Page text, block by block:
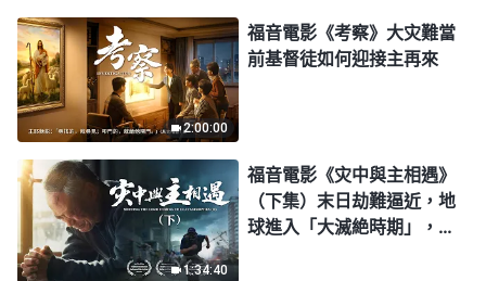
2:00:00
福音電影《考察》大灾難當
前基督徒如何迎接主再來
1:34:40
福音電影《灾中與主相遇》
（下集）末日劫難逼近，地
球進入「大滅絶時期」，人